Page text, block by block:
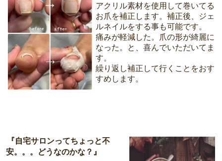
アクリル素材を使用して巻いてる
お爪を補正します。補正後、ジェ
ルネイルをする事も可能です。
痛みが軽減した。爪の形が綺麗に
なった。と、喜んでいただいてま
す。
繰り返し補正して行くことをおす
すめします。
『自宅サロンってちょっと不
安。。。どうなのかな？』